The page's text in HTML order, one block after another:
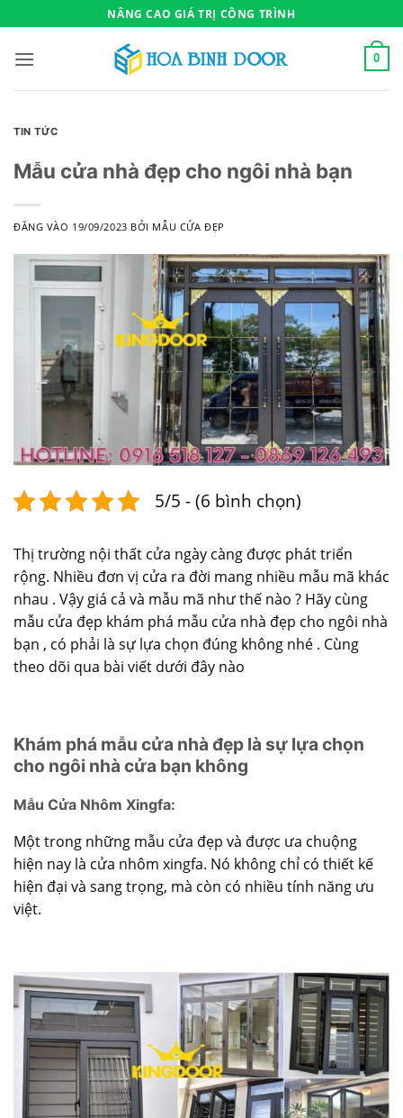
qua
nội
NÂNG CAO GIÁ TRỊ CÔNG TRÌNH
0
TIN TỨC
Mẫu cửa nhà đẹp cho ngôi nhà bạn
ĐĂNG VÀO 19/09/2023 BỞI MẪU CỬA ĐẸP
5/5 - (6 bình chọn)
Thị trường nội thất cửa ngày càng được phát triển
rộng. Nhiều đơn vị cửa ra đời mang nhiều mẫu mã khác
nhau . Vậy giá cả và mẫu mã như thế nào ? Hãy cùng
mẫu cửa đẹp khám phá mẫu cửa nhà đẹp cho ngôi nhà
bạn , có phải là sự lựa chọn đúng không nhé . Cùng
theo dõi qua bài viết dưới đây nào
Khám phá mẫu cửa nhà đẹp là sự lựa chọn
cho ngôi nhà cửa bạn không
Mẫu Cửa Nhôm Xingfa:
Một trong những mẫu cửa đẹp và được ưa chuộng
hiện nay là cửa nhôm xingfa. Nó không chỉ có thiết kế
hiện đại và sang trọng, mà còn có nhiều tính năng ưu
việt.